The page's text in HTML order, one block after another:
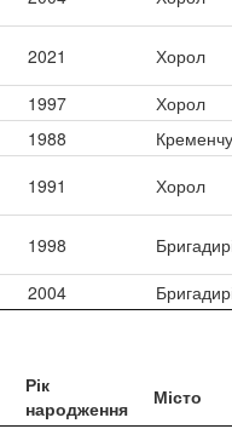
2021
Хорол
1997
Хорол
1988
1991 Хорол
1998
2004
Рік
народження
Місто